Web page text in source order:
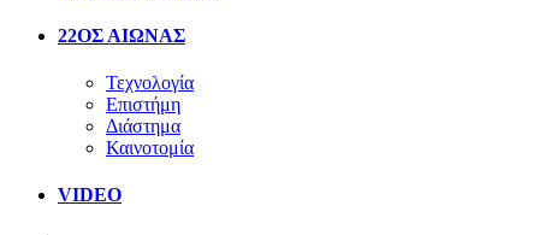
22ΟΣ ΑΙΩΝΑΣ
Τεχνολογία
Επιστήμη
Διάστημα
Καινοτομία
VIDEO